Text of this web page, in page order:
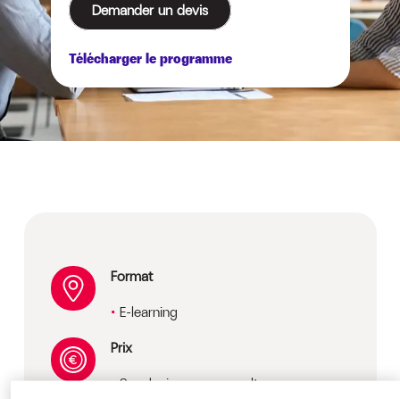
Demander un devis
Télécharger le programme
Format
E-learning
Prix
Sur devis, nous consulter.